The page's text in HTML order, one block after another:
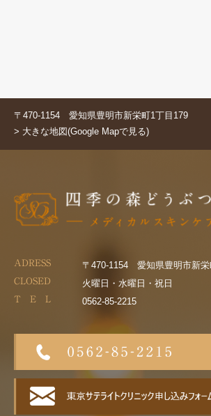
〒470-1154 愛知県豊明市新栄町1丁目179
> 大きな地図(Google Mapで見る)
ADRESS 〒470-1154 愛知県豊明市新栄
CLOSED 火曜日・水曜日・祝日
T E L 0562-85-2215